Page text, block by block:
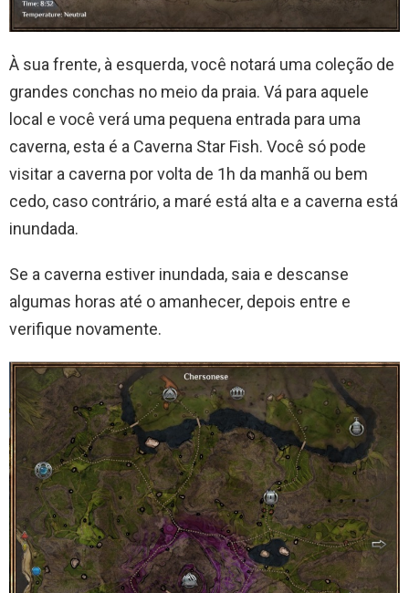
À sua frente, à esquerda, você notará uma coleção de
grandes conchas no meio da praia. Vá para aquele
local e você verá uma pequena entrada para uma
caverna, esta é a Caverna Star Fish. Você só pode
visitar a caverna por volta de 1h da manhã ou bem
cedo, caso contrário, a maré está alta e a caverna está
inundada.
Se a caverna estiver inundada, saia e descanse
algumas horas até o amanhecer, depois entre e
verifique novamente.